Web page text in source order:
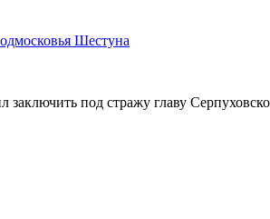
Шестуна
под стражу главу